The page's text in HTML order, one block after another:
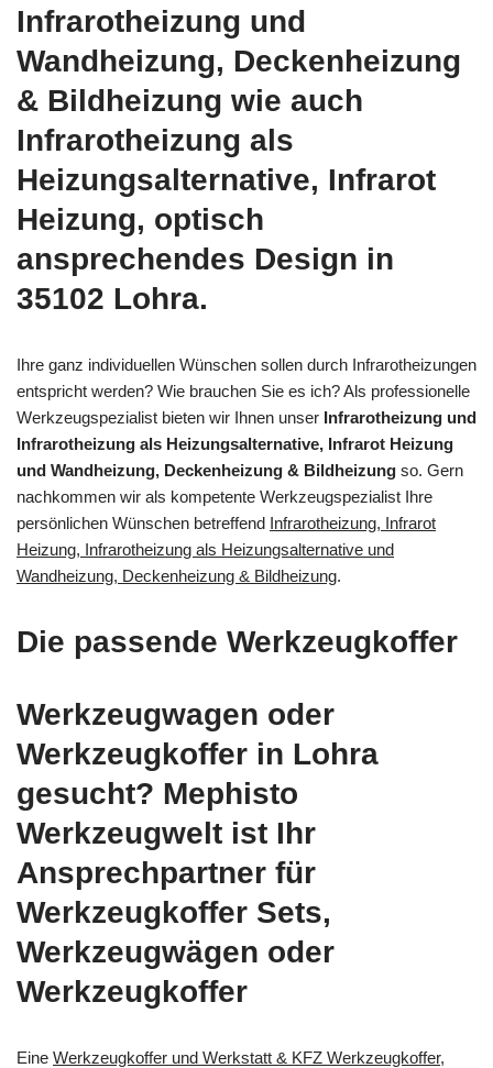
Infrarotheizung und
Wandheizung, Deckenheizung
& Bildheizung wie auch
Infrarotheizung als
Heizungsalternative, Infrarot
Heizung, optisch
ansprechendes Design in
35102 Lohra.
Ihre ganz individuellen Wünschen sollen durch Infrarotheizungen
entspricht werden? Wie brauchen Sie es ich? Als professionelle
Werkzeugspezialist bieten wir Ihnen unser Infrarotheizung und
Infrarotheizung als Heizungsalternative, Infrarot Heizung
und Wandheizung, Deckenheizung & Bildheizung so. Gern
nachkommen wir als kompetente Werkzeugspezialist Ihre
persönlichen Wünschen betreffend Infrarotheizung, Infrarot
Heizung, Infrarotheizung als Heizungsalternative und
Wandheizung, Deckenheizung & Bildheizung.
Die passende Werkzeugkoffer
Werkzeugwagen oder
Werkzeugkoffer in Lohra
gesucht? Mephisto
Werkzeugwelt ist Ihr
Ansprechpartner für
Werkzeugkoffer Sets,
Werkzeugwägen oder
Werkzeugkoffer
Eine Werkzeugkoffer und Werkstatt & KFZ Werkzeugkoffer,